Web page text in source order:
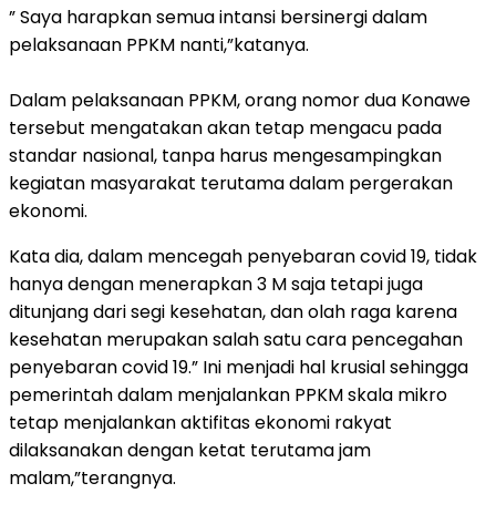
” Saya harapkan semua intansi bersinergi dalam
pelaksanaan PPKM nanti,”katanya.
Dalam pelaksanaan PPKM, orang nomor dua Konawe
tersebut mengatakan akan tetap mengacu pada
standar nasional, tanpa harus mengesampingkan
kegiatan masyarakat terutama dalam pergerakan
ekonomi.
Kata dia, dalam mencegah penyebaran covid 19, tidak
hanya dengan menerapkan 3 M saja tetapi juga
ditunjang dari segi kesehatan, dan olah raga karena
kesehatan merupakan salah satu cara pencegahan
penyebaran covid 19.” Ini menjadi hal krusial sehingga
pemerintah dalam menjalankan PPKM skala mikro
tetap menjalankan aktifitas ekonomi rakyat
dilaksanakan dengan ketat terutama jam
malam,”terangnya.